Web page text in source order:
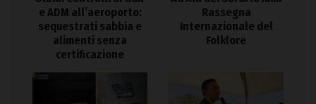
e ADM all’aeroporto:
sequestrati sabbia e
alimenti senza
certificazione
Rassegna
Internazionale del
Folklore